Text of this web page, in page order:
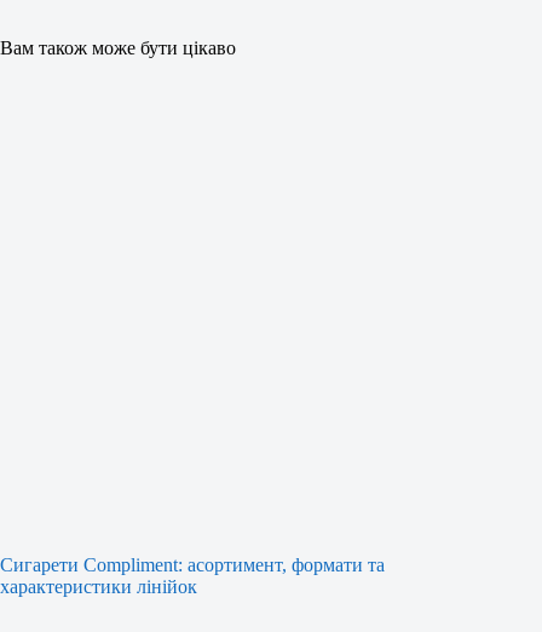
Вам також може бути цікаво
Сигарети Compliment: асортимент, формати та
характеристики лінійок